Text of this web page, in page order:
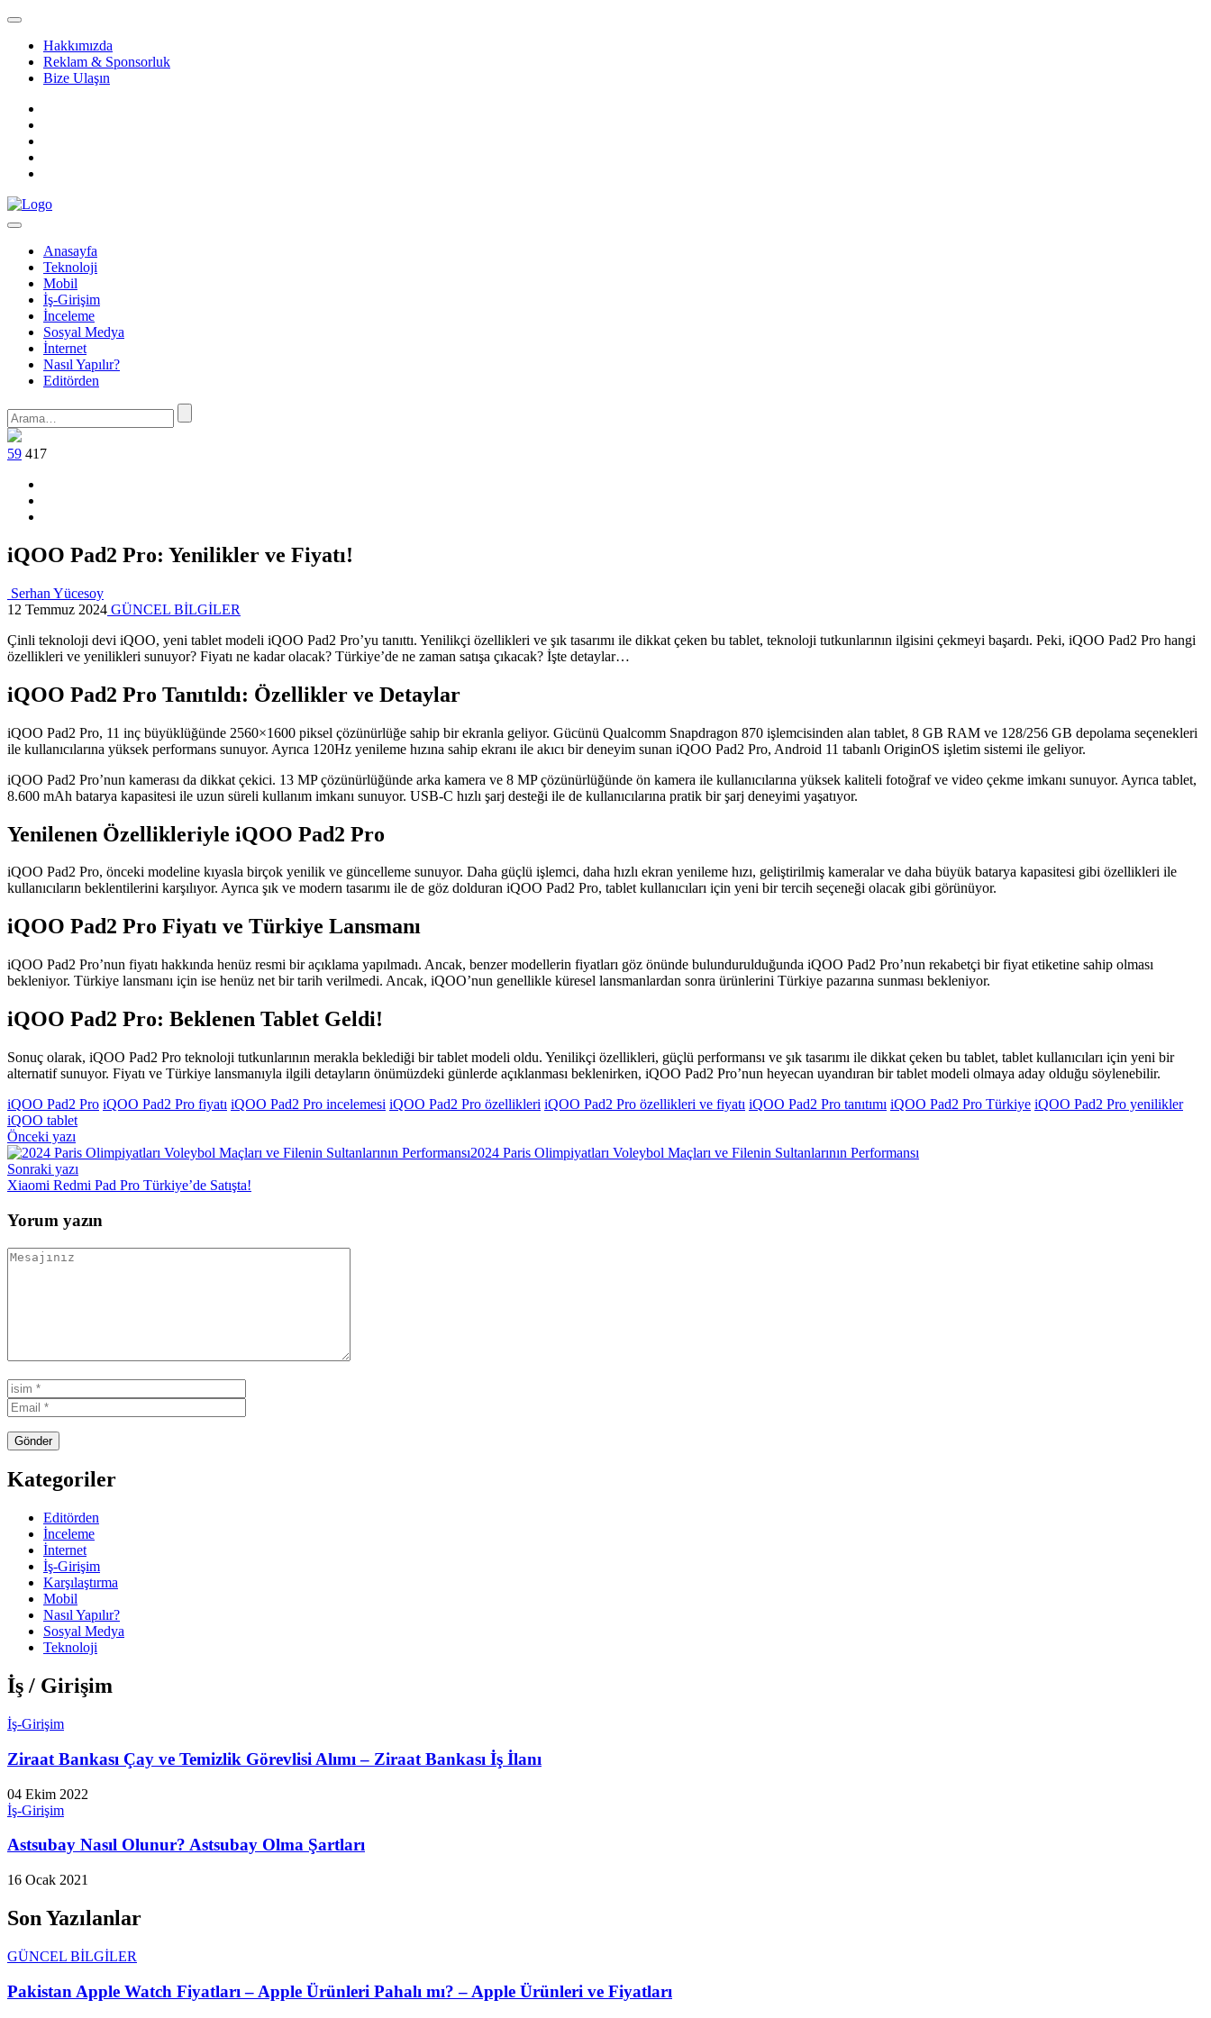
Hakkımızda
Reklam & Sponsorluk
Bize Ulaşın
Anasayfa
Teknoloji
Mobil
İş-Girişim
İnceleme
Sosyal Medya
İnternet
Nasıl Yapılır?
Editörden
59 417
iQOO Pad2 Pro: Yenilikler ve Fiyatı!
Serhan Yücesoy
12 Temmuz 2024 GÜNCEL BİLGİLER
Çinli teknoloji devi iQOO, yeni tablet modeli iQOO Pad2 Pro’yu tanıttı. Yenilikçi özellikleri ve şık tasarımı ile dikkat çeken bu tablet, teknoloji tutkunlarının ilgisini çekmeyi başardı. Peki, iQOO Pad2 Pro hangi
özellikleri ve yenilikleri sunuyor? Fiyatı ne kadar olacak? Türkiye’de ne zaman satışa çıkacak? İşte detaylar…
iQOO Pad2 Pro Tanıtıldı: Özellikler ve Detaylar
iQOO Pad2 Pro, 11 inç büyüklüğünde 2560×1600 piksel çözünürlüğe sahip bir ekranla geliyor. Gücünü Qualcomm Snapdragon 870 işlemcisinden alan tablet, 8 GB RAM ve 128/256 GB depolama seçenekleri
ile kullanıcılarına yüksek performans sunuyor. Ayrıca 120Hz yenileme hızına sahip ekranı ile akıcı bir deneyim sunan iQOO Pad2 Pro, Android 11 tabanlı OriginOS işletim sistemi ile geliyor.
iQOO Pad2 Pro’nun kamerası da dikkat çekici. 13 MP çözünürlüğünde arka kamera ve 8 MP çözünürlüğünde ön kamera ile kullanıcılarına yüksek kaliteli fotoğraf ve video çekme imkanı sunuyor. Ayrıca tablet,
8.600 mAh batarya kapasitesi ile uzun süreli kullanım imkanı sunuyor. USB-C hızlı şarj desteği ile de kullanıcılarına pratik bir şarj deneyimi yaşatıyor.
Yenilenen Özellikleriyle iQOO Pad2 Pro
iQOO Pad2 Pro, önceki modeline kıyasla birçok yenilik ve güncelleme sunuyor. Daha güçlü işlemci, daha hızlı ekran yenileme hızı, geliştirilmiş kameralar ve daha büyük batarya kapasitesi gibi özellikleri ile
kullanıcıların beklentilerini karşılıyor. Ayrıca şık ve modern tasarımı ile de göz dolduran iQOO Pad2 Pro, tablet kullanıcıları için yeni bir tercih seçeneği olacak gibi görünüyor.
iQOO Pad2 Pro Fiyatı ve Türkiye Lansmanı
iQOO Pad2 Pro’nun fiyatı hakkında henüz resmi bir açıklama yapılmadı. Ancak, benzer modellerin fiyatları göz önünde bulundurulduğunda iQOO Pad2 Pro’nun rekabetçi bir fiyat etiketine sahip olması
bekleniyor. Türkiye lansmanı için ise henüz net bir tarih verilmedi. Ancak, iQOO’nun genellikle küresel lansmanlardan sonra ürünlerini Türkiye pazarına sunması bekleniyor.
iQOO Pad2 Pro: Beklenen Tablet Geldi!
Sonuç olarak, iQOO Pad2 Pro teknoloji tutkunlarının merakla beklediği bir tablet modeli oldu. Yenilikçi özellikleri, güçlü performansı ve şık tasarımı ile dikkat çeken bu tablet, tablet kullanıcıları için yeni bir
alternatif sunuyor. Fiyatı ve Türkiye lansmanıyla ilgili detayların önümüzdeki günlerde açıklanması beklenirken, iQOO Pad2 Pro’nun heyecan uyandıran bir tablet modeli olmaya aday olduğu söylenebilir.
iQOO Pad2 Pro iQOO Pad2 Pro fiyatı iQOO Pad2 Pro incelemesi iQOO Pad2 Pro özellikleri iQOO Pad2 Pro özellikleri ve fiyatı iQOO Pad2 Pro tanıtımı iQOO Pad2 Pro Türkiye iQOO Pad2 Pro yenilikler
iQOO tablet
Yazı
gezinmesi
Önceki yazı
2024 Paris Olimpiyatları Voleybol Maçları ve Filenin Sultanlarının Performansı
Sonraki yazı
Xiaomi Redmi Pad Pro Türkiye’de Satışta!
Yorum yazın
Kategoriler
Editörden
İnceleme
İnternet
İş-Girişim
Karşılaştırma
Mobil
Nasıl Yapılır?
Sosyal Medya
Teknoloji
İş / Girişim
İş-Girişim
Ziraat Bankası Çay ve Temizlik Görevlisi Alımı – Ziraat Bankası İş İlanı
04 Ekim 2022
İş-Girişim
Astsubay Nasıl Olunur? Astsubay Olma Şartları
16 Ocak 2021
Son Yazılanlar
GÜNCEL BİLGİLER
Pakistan Apple Watch Fiyatları – Apple Ürünleri Pahalı mı? – Apple Ürünleri ve Fiyatları